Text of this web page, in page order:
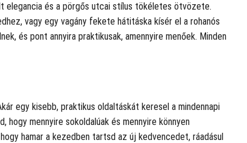
elegancia és a pörgős utcai stílus tökéletes ötvözete.
vagy egy vagány fekete hátitáska kísér el a rohanós
és pont annyira praktikusak, amennyire menőek. Minden
egy kisebb, praktikus oldaltáskát keresel a mindennapi
hogy mennyire sokoldalúak és mennyire könnyen
hamar a kezedben tartsd az új kedvencedet, ráadásul